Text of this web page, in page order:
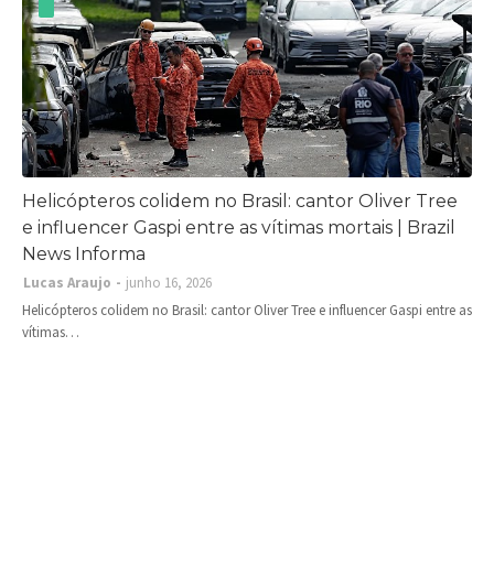
Helicópteros colidem no Brasil: cantor Oliver Tree
e influencer Gaspi entre as vítimas mortais | Brazil
News Informa
Lucas Araujo
junho 16, 2026
Helicópteros colidem no Brasil: cantor Oliver Tree e influencer Gaspi entre as
vítimas…